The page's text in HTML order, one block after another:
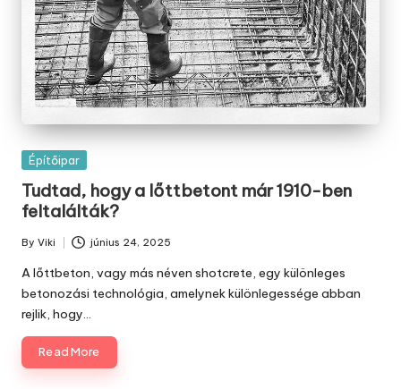
Posted
Építőipar
Tudtad, hogy a lőttbetont már 1910-ben
feltalálták?
Posted
by
By Viki június 24, 2025
A lőttbeton, vagy más néven shotcrete, egy különleges
betonozási technológia, amelynek különlegessége abban
rejlik, hogy…
Read More